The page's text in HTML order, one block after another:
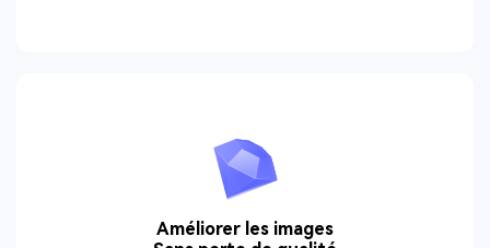
Améliorer les images